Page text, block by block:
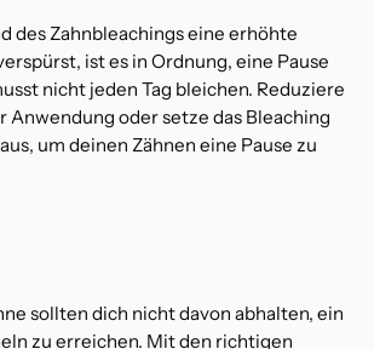
des Zahnbleachings eine erhöhte
ist es in Ordnung, eine Pause
nicht jeden Tag bleichen. Reduziere
Anwendung oder setze das Bleaching
um deinen Zähnen eine Pause zu
sollten dich nicht davon abhalten, ein
zu erreichen. Mit den richtigen